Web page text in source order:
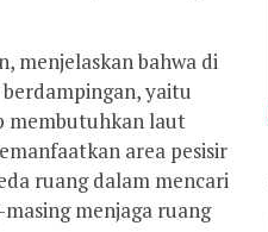
menjelaskan bahwa di
yaitu
membutuhkan laut
area pesisir
ruang dalam mencari
menjaga ruang